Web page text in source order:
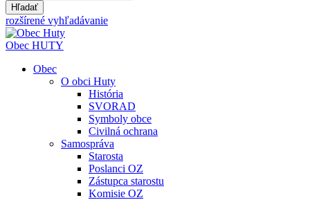
Hľadať
rozšírené vyhľadávanie
Obec HUTY
Obec
O obci Huty
História
SVORAD
Symboly obce
Civilná ochrana
Samospráva
Starosta
Poslanci OZ
Zástupca starostu
Komisie OZ